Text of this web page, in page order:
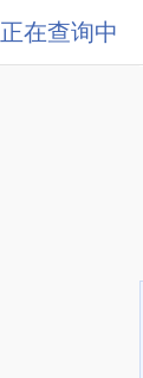
正在查询中